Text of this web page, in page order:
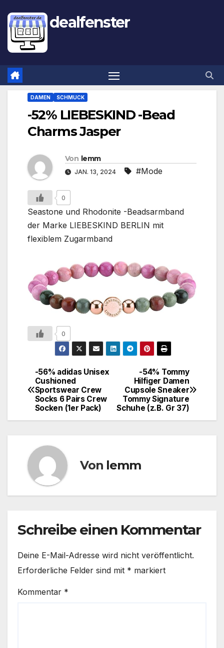
dealfenster
DAMEN SCHMUCK
-52% LIEBESKIND -Bead
Charms Jasper
Von lemm
JAN. 13, 2024 #Mode
0
Seastone und Rhodonite -Beadsarmband
der Marke LIEBESKIND BERLIN mit
flexiblem Zugarmband
0
-54% Tommy
Hilfiger Damen
Cupsole Sneaker
Tommy Signature
Schuhe (z.B. Gr 37)
-56% adidas Unisex
Cushioned
Sportswear Crew
Socks 6 Pairs Crew
Socken (1er Pack)
Von lemm
Schreibe einen Kommentar
Deine E-Mail-Adresse wird nicht veröffentlicht.
Erforderliche Felder sind mit * markiert
Kommentar *